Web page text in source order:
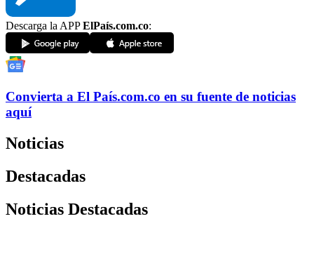
Descarga la APPElPaís.com.co:
Convierta a El País.com.co en su fuente de noticias
aquí
Noticias
Destacadas
Noticias Destacadas